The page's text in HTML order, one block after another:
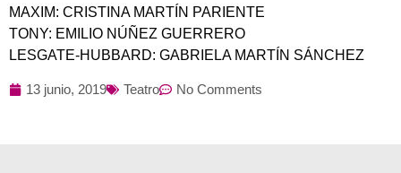
MAXIM: CRISTINA MARTÍN PARIENTE
TONY: EMILIO NÚÑEZ GUERRERO
LESGATE-HUBBARD: GABRIELA MARTÍN SÁNCHEZ
13 junio, 2019 Teatro No Comments